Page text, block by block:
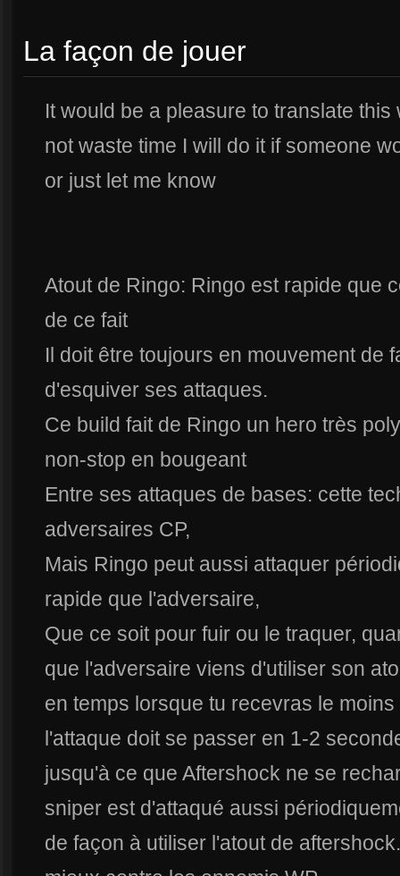
La façon de jouer
It would be a pleasure to translate
not waste time I will do it if someone
or just let me know
Atout de Ringo: Ringo est rapide que
de ce fait
Il doit être toujours en mouvement de
d'esquiver ses attaques.
Ce build fait de Ringo un hero très
non-stop en bougeant
Entre ses attaques de bases: cette
adversaires CP,
Mais Ringo peut aussi attaquer
rapide que l'adversaire,
Que ce soit pour fuir ou le traquer,
que l'adversaire viens d'utiliser son
en temps lorsque tu recevras le
l'attaque doit se passer en 1-2
jusqu'à ce que Aftershock ne se
sniper est d'attaqué aussi
de façon à utiliser l'atout de